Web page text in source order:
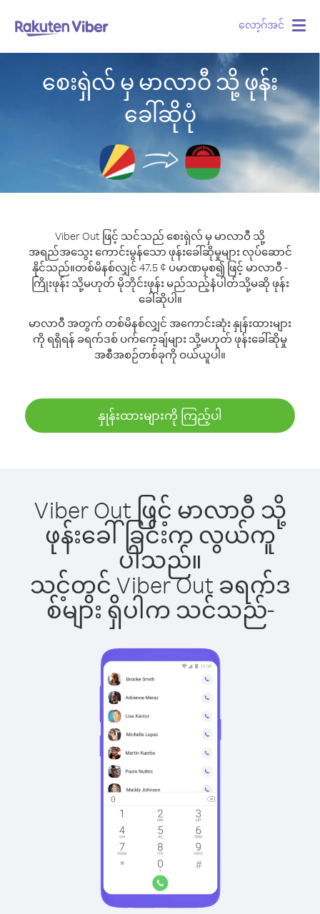
လော့ဂ်အင်
စေးရှဲလ် မှ မာလာဝီ သို့ ဖုန်း
ခေါ်ဆိုပုံ
Viber Out ဖြင့် သင်သည် စေးရှဲလ် မှ မာလာဝီ သို့
အရည်အသွေး ကောင်းမွန်သော ဖုန်းခေါ်ဆိုမှုများ လုပ်ဆောင်
နိုင်သည်။တစ်မိနစ်လျှင် 47.5 ¢ ပမာဏမှစ၍ ဖြင့် မာလာဝီ -
ကြိုးဖုန်း သို့မဟုတ် မိုဘိုင်းဖုန်း မည်သည့်နံပါတ်သို့မဆို ဖုန်း
ခေါ်ဆိုပါ။
မာလာဝီ အတွက် တစ်မိနစ်လျှင် အကောင်းဆုံး နှုန်းထားများ
ကို ရရှိရန် ခရက်ဒစ် ပက်ကေ့ချ်များ သို့မဟုတ် ဖုန်းခေါ်ဆိုမှု
အစီအစဉ်တစ်ခုကို ဝယ်ယူပါ။
နှုန်းထားများကို ကြည့်ပါ
Viber Out ဖြင့် မာလာဝီ သို့
ဖုန်းခေါ်ခြင်းက လွယ်ကူ
ပါသည်။
သင့်တွင် Viber Out ခရက်ဒ
စ်များ ရှိပါက သင်သည်-